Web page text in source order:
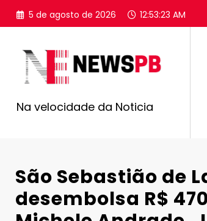
Pular
para
conteúdo
5 de agosto de 2026 12:53:24 AM
Na velocidade da Noticia
São Sebastião de
desembolsa R$